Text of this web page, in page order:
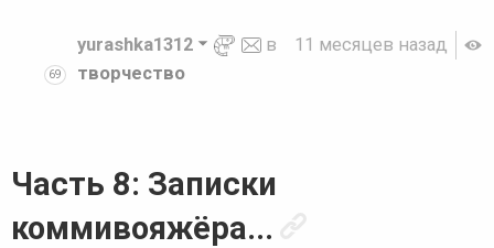
11 месяцев назад
69
yurashka1312
в
творчество
Часть 8: Записки
коммивояжёра...